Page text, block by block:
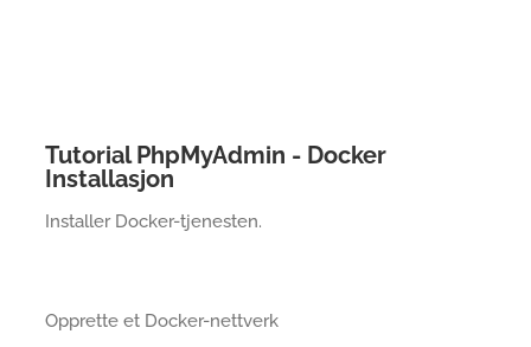
Tutorial PhpMyAdmin - Docker
Installasjon
Installer Docker-tjenesten.
Opprette et Docker-nettverk